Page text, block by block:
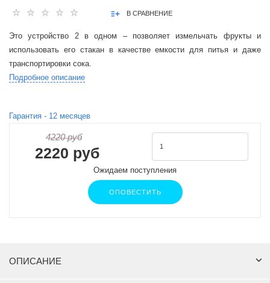
В СРАВНЕНИЕ
Это устройство 2 в одном – позволяет измельчать фрукты и
использовать его стакан в качестве емкости для питья и даже
транспортировки сока.
Подробное описание
Гарантия - 12 месяцев
4220 руб
2220 руб
Ожидаем поступления
ОПОВЕСТИТЬ
ОПИСАНИЕ